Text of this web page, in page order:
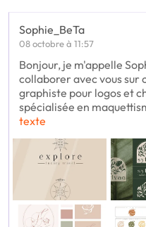
Sophie_BeTa
08 octobre à 11:57
Bonjour, je m'appelle
collaborer avec vous sur
graphiste pour logos et
spécialisée en
texte